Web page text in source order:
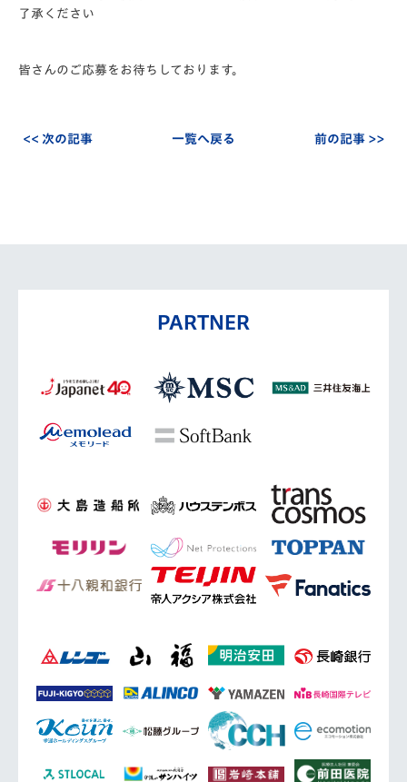
了承ください
皆さんのご応募をお待ちしております。
<< 次の記事 一覧へ戻る 前の記事 >>
PARTNER